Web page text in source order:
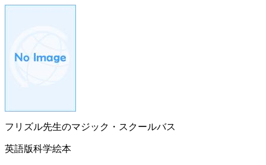
フリズル先生のマジック・スクールバス
英語版科学絵本